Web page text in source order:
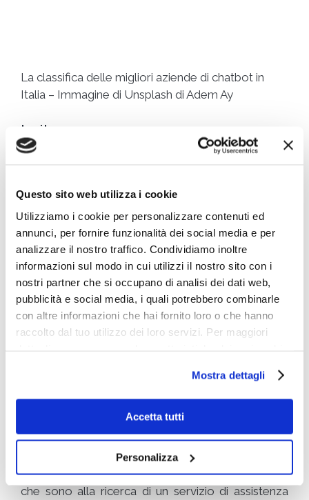
Questo sito web utilizza i cookie
Utilizziamo i cookie per personalizzare contenuti ed
annunci, per fornire funzionalità dei social media e per
analizzare il nostro traffico. Condividiamo inoltre
informazioni sul modo in cui utilizzi il nostro sito con i
nostri partner che si occupano di analisi dei dati web,
pubblicità e social media, i quali potrebbero combinarle
con altre informazioni che hai fornito loro o che hanno
raccolto dal tuo utilizzo dei loro servizi. Per maggiori
Mostra dettagli
Accetta tutti
Personalizza
La classifica delle migliori aziende di chatbot in
Italia – Immagine di Unsplash di Adem Ay
Laila
giusto prezzo per un servizio di alta qualità.
Tra i grandi vantaggi, in questo caso, vi è la
capacità diconversare in un linguaggio molto
naturale, aiutare nella lead generation e
sostenere gli umani nell’assistenza tecnica.
chat, inoltre, può essere trasferita agli operatori ed
il sostegno fornito da questo intelligente
assistente è reale ed assicurato.
Infine, è possibile richiedere una demo svolta con
direttamente con gli operatori dell’azienda in
ambiente protetto.
Oct8ne
Lo strumento offerto da Oct8ne è adatto a coloro
che sono alla ricerca di un servizio di assistenza